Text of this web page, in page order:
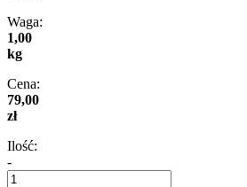
Waga:
1,00
kg
Cena:
79,00
zł
Ilość:
-